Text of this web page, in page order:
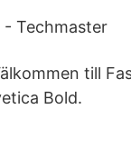
Techmaster
till
Bold.